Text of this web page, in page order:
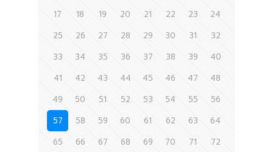
17
18 19 20 21 22 23
24
25
26 27 28 29 30 31
32
33
34 35 36 37 38 39
40
41
42 43 44 45 46 47
48
49
50 51 52 53 54 55
56
57
58 59 60 61 62 63
64
65
66 67 68 69 70 71
72